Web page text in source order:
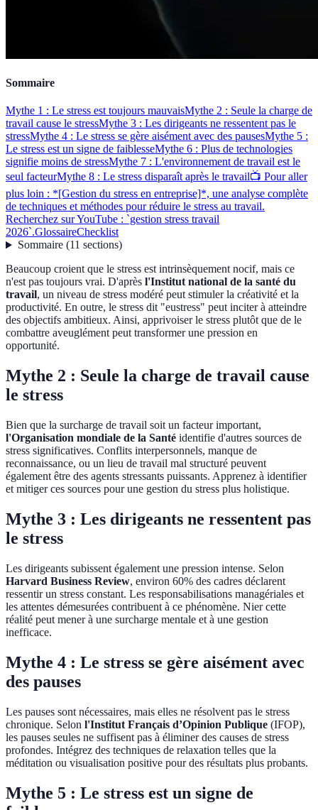
Sommaire
Mythe 1 : Le stress est toujours mauvaisMythe 2 : Seule la charge de
travail cause le stressMythe 3 : Les dirigeants ne ressentent pas le
stressMythe 4 : Le stress se gère aisément avec des pausesMythe 5 :
Le stress est un signe de faiblesseMythe 6 : Plus de technologies
signifie moins de stressMythe 7 : L'environnement de travail est le
seul facteurMythe 8 : Le stress disparaît après le travail📺 Pour aller
plus loin : *[Gestion du stress en entreprise]*, une analyse complète
de techniques et méthodes pour réduire le stress au travail.
Recherchez sur YouTube : `gestion stress travail
2026`.GlossaireChecklist
Sommaire(11 sections)
Beaucoup croient que le stress est intrinsèquement nocif, mais ce
n'est pas toujours vrai. D'après l'Institut national de la santé du
travail, un niveau de stress modéré peut stimuler la créativité et la
productivité. En outre, le stress dit "eustress" peut inciter à atteindre
des objectifs ambitieux. Ainsi, apprivoiser le stress plutôt que de le
combattre aveuglément peut transformer une pression en
opportunité.
Mythe 2 : Seule la charge de travail cause
le stress
Bien que la surcharge de travail soit un facteur important,
l'Organisation mondiale de la Santé identifie d'autres sources de
stress significatives. Conflits interpersonnels, manque de
reconnaissance, ou un lieu de travail mal structuré peuvent
également être des agents stressants puissants. Apprenez à identifier
et mitiger ces sources pour une gestion du stress plus holistique.
Mythe 3 : Les dirigeants ne ressentent pas
le stress
Les dirigeants subissent également une pression intense. Selon
Harvard Business Review, environ 60% des cadres déclarent
ressentir un stress constant. Les responsabilisations managériales et
les attentes démesurées contribuent à ce phénomène. Nier cette
réalité peut mener à une surcharge mentale et à une gestion
inefficace.
Mythe 4 : Le stress se gère aisément avec
des pauses
Les pauses sont nécessaires, mais elles ne résolvent pas le stress
chronique. Selon l'Institut Français d’Opinion Publique (IFOP),
les pauses seules ne suffisent pas à éliminer des causes de stress
profondes. Intégrez des techniques de relaxation telles que la
méditation ou visualisation positive pour des résultats plus probants.
Mythe 5 : Le stress est un signe de